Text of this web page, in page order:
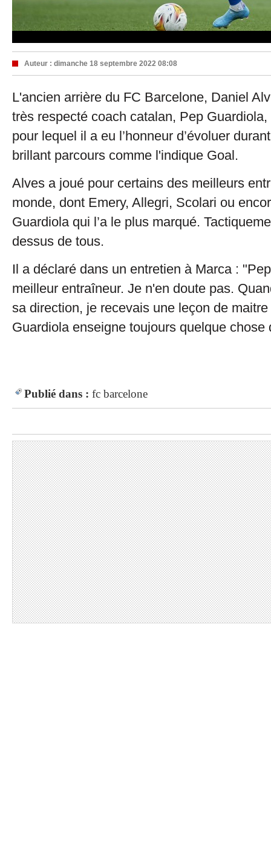
Auteur : dimanche 18 septembre 2022 08:08
L'ancien arrière du FC Barcelone, Daniel
très respecté coach catalan, Pep
pour lequel il a eu l’honneur d’évoluer
brillant parcours comme l'indique Goal.
Alves a joué pour certains des meilleurs
monde, dont Emery, Allegri, Scolari ou
Guardiola qui l’a le plus marqué.
dessus de tous.
Il a déclaré dans un entretien à Marca :
meilleur entraîneur. Je n'en doute pas.
sa direction, je recevais une leçon de
Guardiola enseigne toujours quelque chose
Publié dans : fc barcelone